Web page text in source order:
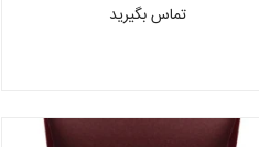
تماس بگیرید